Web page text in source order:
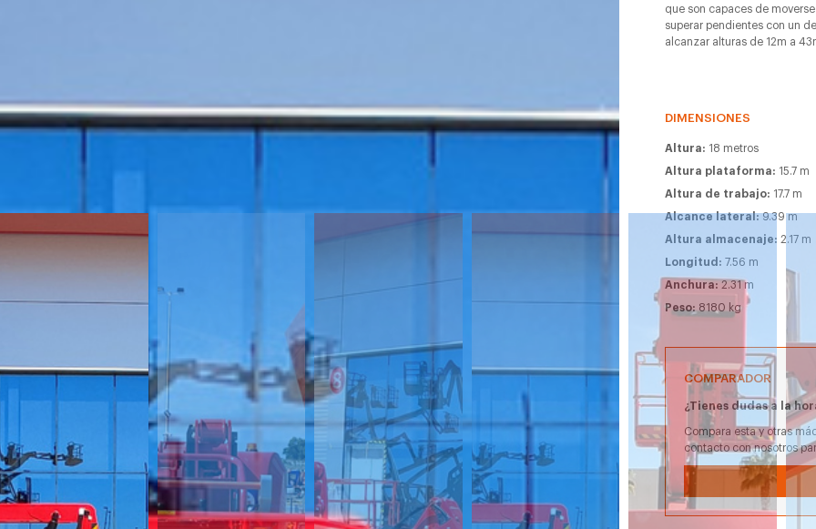
que son capaces de
superar pendientes con un
alcanzar alturas de 12m a
DIMENSIONES
Altura: 18 metros
Altura plataforma: 15.7 m
Altura de trabajo: 17.7 m
Alcance lateral: 9.39 m
Altura almacenaje:2.17 m
Longitud: 7.56 m
Anchura:2.31 m
Peso:8180 kg
COMPARADOR
¿Tienes dudas a la
Compara esta y otras
contacto con nosotros